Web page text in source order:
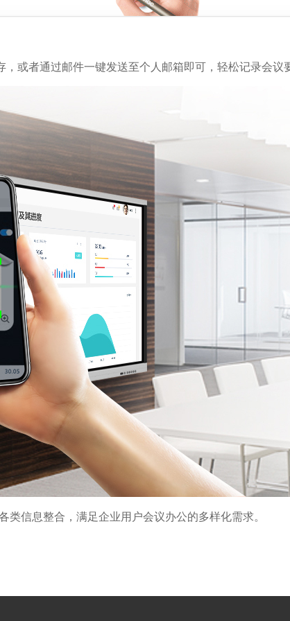
或者通过邮件一键发送至个人邮箱即可，轻松记录会议
信息整合，满足企业用户会议办公的多样化需求。